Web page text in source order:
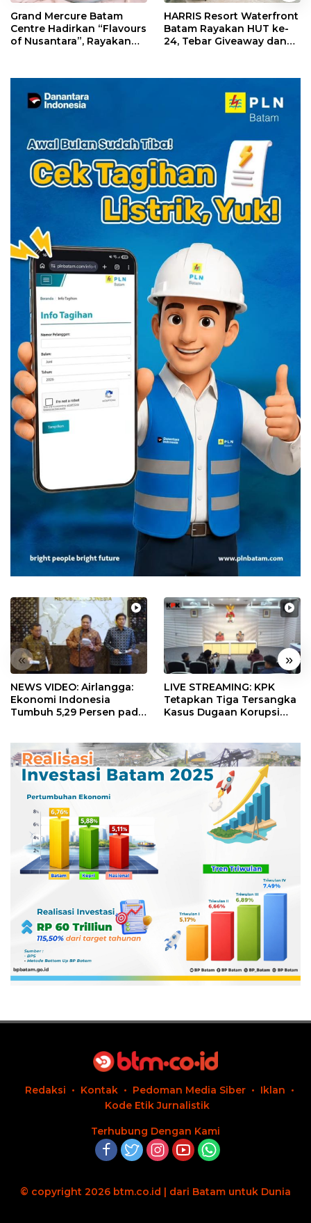
Grand Mercure Batam
Centre Hadirkan “Flavours
of Nusantara”, Rayakan
HARRIS Resort Waterfront
Batam Rayakan HUT ke-
24, Tebar Giveaway dan
« »
NEWS VIDEO: Airlangga:
Ekonomi Indonesia
Tumbuh 5,29 Persen pada
LIVE STREAMING: KPK
Tetapkan Tiga Tersangka
Kasus Dugaan Korupsi
Redaksi Kontak Pedoman Media Siber
Iklan
Kode Etik Jurnalistik
Terhubung Dengan Kami
© copyright 2026 btm.co.id | dari Batam untuk Dunia